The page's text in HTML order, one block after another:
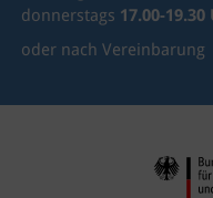
donnerstags 17.00-19.30
oder nach Vereinbarung